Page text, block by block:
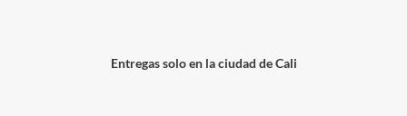
Entregas solo en la ciudad de Cali